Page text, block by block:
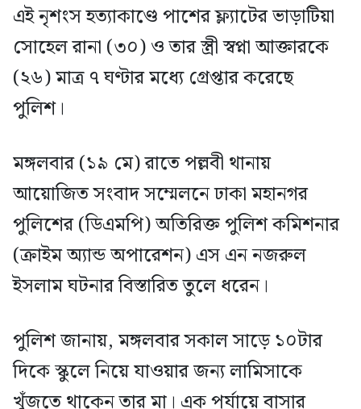
এই নৃশংস হত্যাকাণ্ডে পাশের ফ্ল্যাটের ভাড়াটিয়া
সোহেল রানা (৩০) ও তার স্ত্রী স্বপ্না আক্তারকে
(২৬) মাত্র ৭ ঘণ্টার মধ্যে গ্রেপ্তার করেছে
পুলিশ।
মঙ্গলবার (১৯ মে) রাতে পল্লবী থানায়
আয়োজিত সংবাদ সম্মেলনে ঢাকা মহানগর
পুলিশের (ডিএমপি) অতিরিক্ত পুলিশ কমিশনার
(ক্রাইম অ্যান্ড অপারেশন) এস এন নজরুল
ইসলাম ঘটনার বিস্তারিত তুলে ধরেন।
পুলিশ জানায়, মঙ্গলবার সকাল সাড়ে ১০টার
দিকে স্কুলে নিয়ে যাওয়ার জন্য লামিসাকে
খুঁজতে থাকেন তার মা। এক পর্যায়ে বাসার